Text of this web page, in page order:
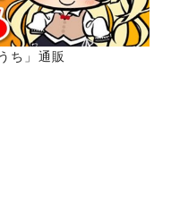
ち」通販